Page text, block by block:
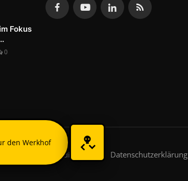
Fokus
0
Nutzungsbedingungen Datenschutzerklärung
den Werkhof